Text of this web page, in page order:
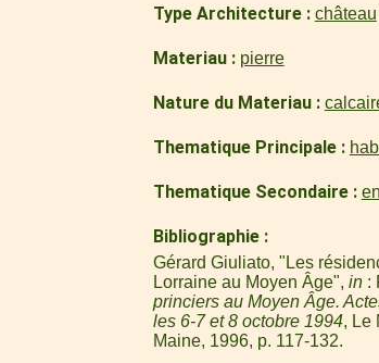
Type Architecture château
Materiau pierre
Nature du Materiau
Thematique Principale
Thematique Secondaire
Bibliographie
Gérard Giuliato, "Les
Lorraine au Moyen Âge", in:
princiers au Moyen Âge.
les 6-7 et 8 octobre 1994, Le
Maine, 1996, p. 117-132.